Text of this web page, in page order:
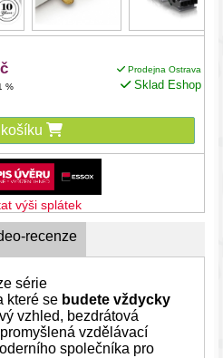
%
Prodejna Ostrava
Sklad Eshop
výši splátek
recenze
série
které se budete vždycky
vzhled, bezdrátová
vzdělávací
společníka pro